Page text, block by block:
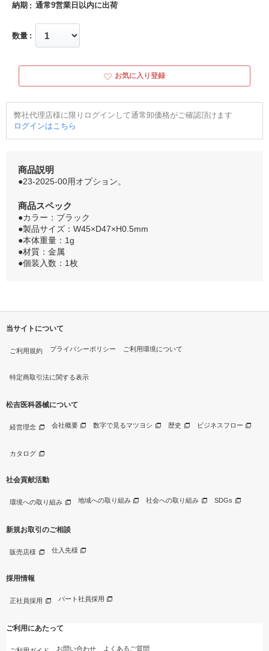
納期 通常9営業日以内に出荷
数量
お気に入り登録
弊社代理店様に限りログインして通常卸価格がご確認頂けます
ログインはこちら
商品説明
●23-2025-00用オプション。
商品スペック
●カラー：ブラック
●製品サイズ：W45×D47×H0.5mm
●本体重量：1g
●材質：金属
●個装入数：1枚
当サイトについて
ご利用規約 プライバシーポリシー ご利用環境について
特定商取引法に関する表示
松吉医科器械について
経営理念 会社概要 数字で見るマツヨシ 歴史 ビジネスフロー
カタログ
社会貢献活動
環境への取り組み 地域への取り組み 社会への取り組み SDGs
新規お取引のご相談
販売店様 仕入先様
採用情報
正社員採用 パート社員採用
ご利用にあたって
お問い合わせ よくあるご質問